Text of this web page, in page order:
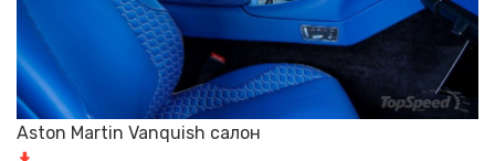
Aston Martin Vanquish салон